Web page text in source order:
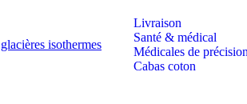
glacières isothermes
Livraison
Santé & médical
Médicales de précision
Cabas coton